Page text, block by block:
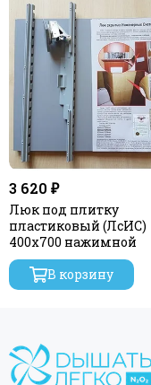
3 620 ₽
Люк под плитку
пластиковый (ЛсИС)
400х700 нажимной
В корзину